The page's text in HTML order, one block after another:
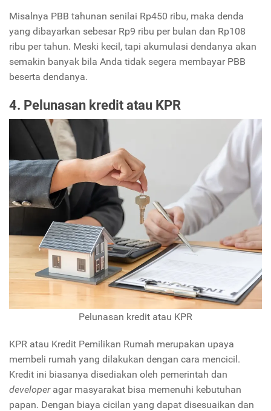
Misalnya PBB tahunan senilai Rp450 ribu, maka denda
yang dibayarkan sebesar Rp9 ribu per bulan dan Rp108
ribu per tahun. Meski kecil, tapi akumulasi dendanya akan
semakin banyak bila Anda tidak segera membayar PBB
beserta dendanya.
4. Pelunasan kredit atau KPR
Pelunasan kredit atau KPR
KPR atau Kredit Pemilikan Rumah merupakan upaya
membeli rumah yang dilakukan dengan cara mencicil.
Kredit ini biasanya disediakan oleh pemerintah dan
developeragar masyarakat bisa memenuhi kebutuhan
papan. Dengan biaya cicilan yang dapat disesuaikan dan